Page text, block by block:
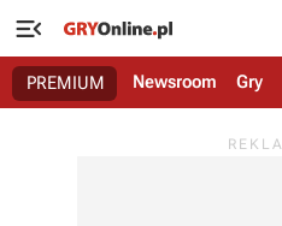

PREMIUM Newsroom Gry